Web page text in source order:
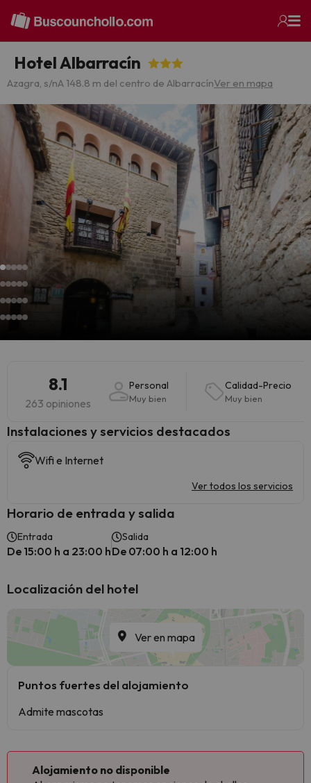
Hotel Albarracín
Azagra, s/nA 148.8 m del centro de AlbarracínVer en mapa
8.1
263 opiniones
Personal
Muy bien
Calidad-Precio
Muy bien
Instalaciones y servicios destacados
Wifi e Internet
Ver todos los servicios
Horario de entrada y salida
Entrada
De 15:00 h a 23:00 h
Salida
De 07:00 h a 12:00 h
Localización del hotel
Ver en mapa
Puntos fuertes del alojamiento
Admite mascotas
Alojamiento no disponible